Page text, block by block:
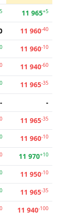
11 965+5
11 960-40
11 960-10
11 940-60
11 965-35
-
-
11 965-35
11 960-10
11 970+10
11 950-10
11 965-35
11 940-100